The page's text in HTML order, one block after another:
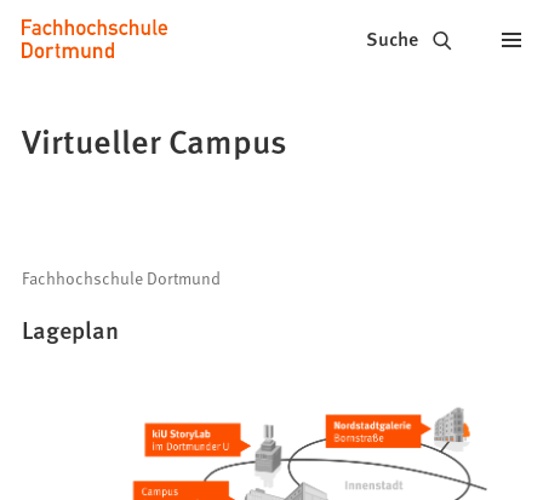
Inhalt anspringen
Fachhochschule
Dortmund
Studium,
Suche
Virtueller Campus